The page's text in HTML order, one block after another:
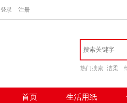
登录 注册
热门搜索 洁柔
首页 生活用纸